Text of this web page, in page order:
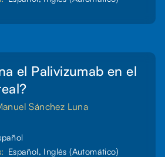
el Palivizumab en el
Sánchez Luna
Español, Inglés (Automático)